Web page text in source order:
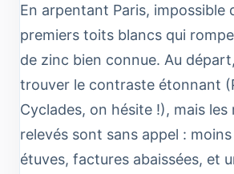
En arpentant Paris, impossible
premiers toits blancs qui
de zinc bien connue. Au
trouver le contraste étonnant
Cyclades, on hésite !), mais
relevés sont sans appel :
étuves, factures abaissées, et